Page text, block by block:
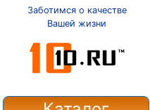
Заботимся о качестве
Вашей жизни